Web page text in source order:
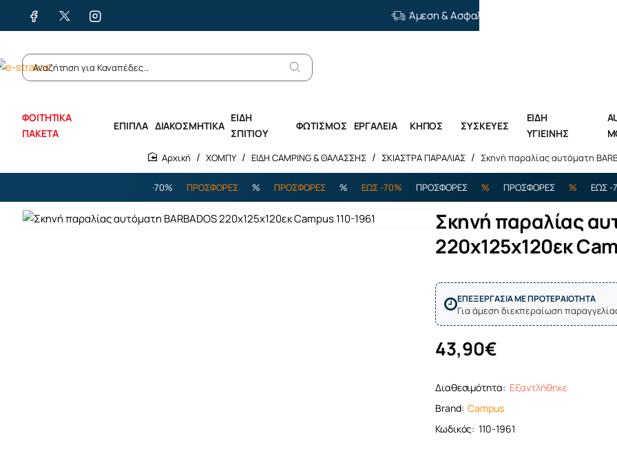
Άμεση & Ασφαλής Διανομή
ΦΟΙΤΗΤΙΚΑ
ΠΑΚΕΤΑ
ΕΠΙΠΛΑ ΔΙΑΚΟΣΜΗΤΙΚΑ
ΕΙΔΗ
ΣΠΙΤΙΟΥ
ΦΩΤΙΣΜΟΣ ΕΡΓΑΛΕΙΑ ΚΗΠΟΣ ΣΥΣΚΕΥΕΣ
ΕΙΔΗ
ΥΓΙΕΙΝΗΣ
ΧΟΜΠΥ ΕΙΔΗ CAMPING & ΘΑΛΑΣΣΗΣ ΣΚΙΑΣΤΡΑ ΠΑΡΑΛΙΑΣ Σκηνή παραλίας αυτόματη
ΠΡΟΣΦΟΡΕΣ % ΠΡΟΣΦΟΡΕΣ % ΕΩΣ -70% ΠΡΟΣΦΟΡΕΣ % ΠΡΟΣΦΟΡΕΣ % ΕΩΣ -70%
Σκηνή παραλίας
220x125x120εκ
ΕΠΕΞΕΡΓΑΣΙΑ ΜΕ ΠΡΟΤΕΡΑΙΟΤΗΤΑ
Για άμεση διεκπεραίωση
Διαθεσιμότητα: Εξαντλήθηκε
Brand: Campus
Κωδικός: 110-1961
43,90€